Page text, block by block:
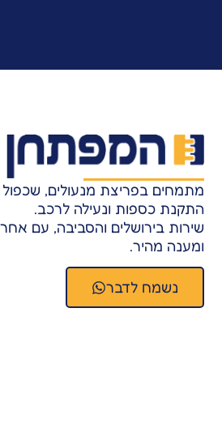
מתמחים בפריצת מנעולים,
התקנת כספות ונעילה לרכב.
שירות בירושלים והסביבה, עם
ומענה מהיר.
נשמח לדבר